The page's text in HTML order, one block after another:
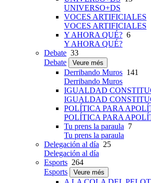
UNIVERSO+DS
VOCES ARTIFICIALES
VOCES ARTIFICIALES
Y AHORA QUÉ? 6
Y AHORA QUÉ?
Debate 33
Debate
Veure més
Derribando Muros 141
Derribando Muros
IGUALDAD
IGUALDAD
POLÍTICA PARA
POLÍTICA PARA
Tu prens la paraula 7
Tu prens la paraula
Delegación al día 25
Delegación al día
Esports 264
Esports
Veure més